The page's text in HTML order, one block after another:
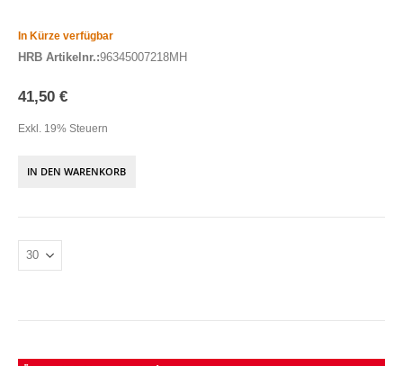
In Kürze verfügbar
HRB Artikelnr.:96345007218MH
41,50 €
Exkl. 19% Steuern
IN DEN WARENKORB